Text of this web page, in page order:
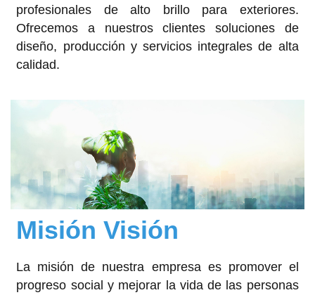
profesionales de alto brillo para exteriores.
Ofrecemos a nuestros clientes soluciones de
diseño, producción y servicios integrales de alta
calidad.
Misión Visión
La misión de nuestra empresa es promover el
progreso social y mejorar la vida de las personas